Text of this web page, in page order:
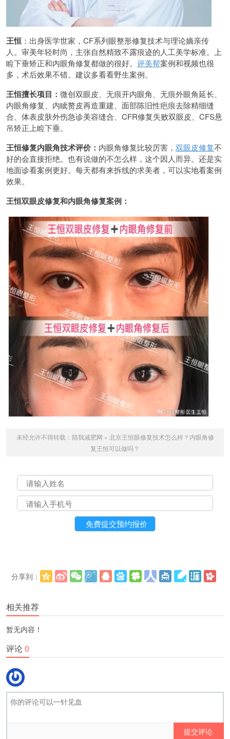
王恒 ：出身医学世家，CF系列眼整形修复技术与理论嫡亲传
人。审美年轻时尚，主张自然精致不露痕迹的人工美学标准。上
睑下垂矫正和内眼角修复都做的很好。 评美帮案例和视频也很
多，术后效果不错。建议多看看野生案例。
王恒擅长项目： 微创双眼皮、无痕开内眼角、无痕外眼角延长、
内眼角修复、内眦赘皮再造重建、面部陈旧性疤痕去除精细缝
合、体表皮肤外伤急诊美容缝合、CFR修复失败双眼皮、CFS悬
吊矫正上睑下垂。
王恒修复内眼角技术评价： 内眼角修复比较厉害， 双眼皮修复不
好的会直接拒绝。也有说做的不怎么样，这个因人而异。还是实
地面诊看案例更好。每天都有来拆线的求美者，可以实地看案例
效果。
王恒双眼皮修复和内眼角修复案例：
未经允许不得转载： 陪我减肥网 » 北京王恒眼修复技术怎么样？内眼角修
复王恒可以做吗？
分享到：
相关推荐
暂无内容！
评论0
提交评论